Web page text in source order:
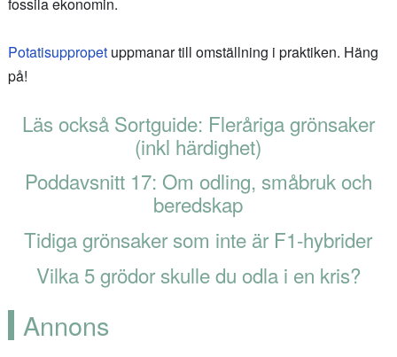
Potatisuppropetuppmanar till omställning i praktiken. Häng
på!
Läs också Sortguide: Fleråriga grönsaker
(inkl härdighet)
Poddavsnitt 17: Om odling, småbruk och
beredskap
Tidiga grönsaker som inte är F1-hybrider
Vilka 5 grödor skulle du odla i en kris?
Annons